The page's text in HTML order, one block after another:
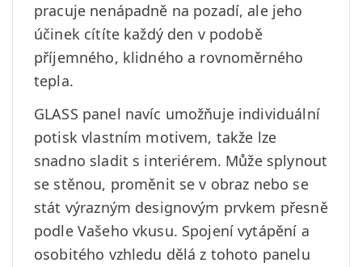
pracuje nenápadně na pozadí, ale jeho
účinek cítíte každý den v podobě
příjemného, klidného a rovnoměrného
tepla.
GLASS panel navíc umožňuje individuální
potisk vlastním motivem, takže lze
snadno sladit s interiérem. Může splynout
se stěnou, proměnit se v obraz nebo se
stát výrazným designovým prvkem přesně
podle Vašeho vkusu. Spojení vytápění a
osobitého vzhledu dělá z tohoto panelu